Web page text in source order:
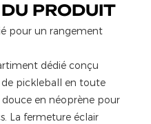
PRODUIT
pour un rangement
dédié conçu
pickleball en toute
en néoprène pour
La fermeture éclair